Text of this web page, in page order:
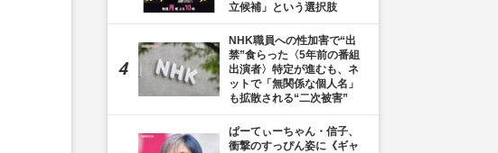
立候補」という選択肢
NHK職員への性加害で“出
禁”食らった〈5年前の番組
出演者〉特定が進むも、ネ
ットで「無関係な個人名」
も拡散される“二次被害”
ぱーてぃーちゃん・信子、
衝撃のすっぴん姿に《ギャ